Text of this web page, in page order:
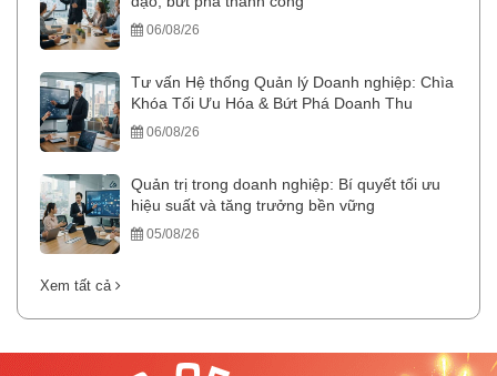
06/08/26
Tư vấn Hệ thống Quản lý Doanh nghiệp: Chìa
Khóa Tối Ưu Hóa & Bứt Phá Doanh Thu
06/08/26
Quản trị trong doanh nghiệp: Bí quyết tối ưu
hiệu suất và tăng trưởng bền vững
05/08/26
Xem tất cả